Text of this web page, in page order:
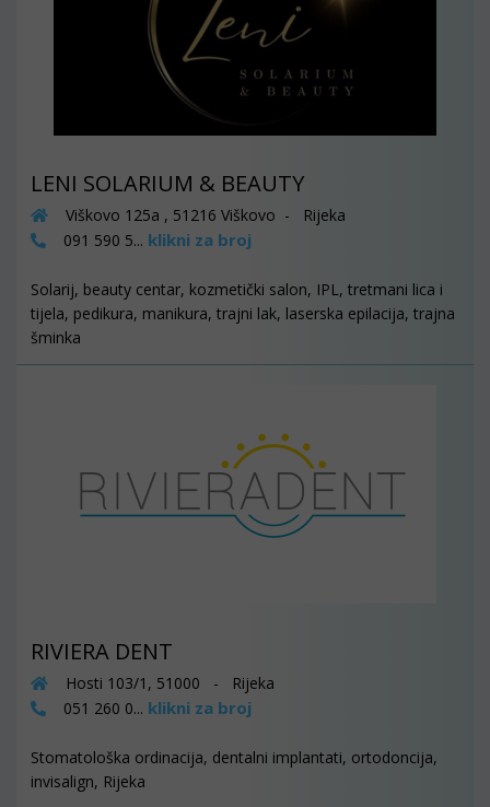
LENI SOLARIUM & BEAUTY
Viškovo 125a , 51216 Viškovo - Rijeka
091 590 5... klikni za broj
Solarij, beauty centar, kozmetički salon, IPL, tretmani lica i
tijela, pedikura, manikura, trajni lak, laserska epilacija, trajna
šminka
RIVIERA DENT
Hosti 103/1, 51000 - Rijeka
051 260 0... klikni za broj
Stomatološka ordinacija, dentalni implantati, ortodoncija,
invisalign, Rijeka